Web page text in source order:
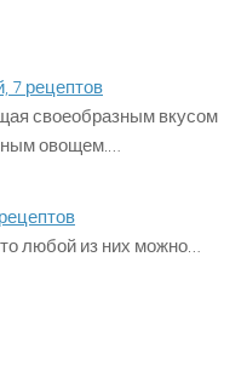
7 рецептов
своеобразным вкусом
овощем.…
любой из них можно…